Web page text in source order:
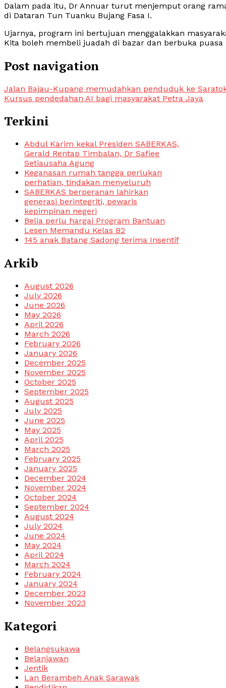
Dalam pada itu, Dr Annuar turut menjemput orang
di Dataran Tun Tuanku Bujang Fasa I.
Ujarnya, program ini bertujuan menggalakkan
Kita boleh membeli juadah di bazar dan berbuka puasa
Post navigation
Jalan Bajau-Kupang memudahkan penduduk ke
Kursus pendedahan AI bagi masyarakat Petra Jaya
Terkini
Abdul Karim kekal Presiden SABERKAS,
Gerald Rentap Timbalan, Dr Safiee
Setiausaha Agung
Keganasan rumah tangga perlukan
perhatian, tindakan menyeluruh
SABERKAS berperanan lahirkan
generasi berintegriti, pewaris
kepimpinan negeri
Belia perlu hargai Program Bantuan
Lesen Memandu Kelas B2
145 anak Batang Sadong terima Insentif
Arkib
August 2026
July 2026
June 2026
May 2026
April 2026
March 2026
February 2026
January 2026
December 2025
November 2025
October 2025
September 2025
August 2025
July 2025
June 2025
May 2025
April 2025
March 2025
February 2025
January 2025
December 2024
November 2024
October 2024
September 2024
August 2024
July 2024
June 2024
May 2024
April 2024
March 2024
February 2024
January 2024
December 2023
November 2023
Kategori
Belangsukawa
Belanjawan
Jentik
Lan Berambeh Anak Sarawak